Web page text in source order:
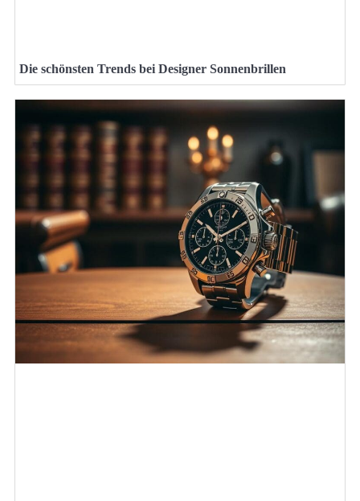
Die schönsten Trends bei Designer Sonnenbrillen